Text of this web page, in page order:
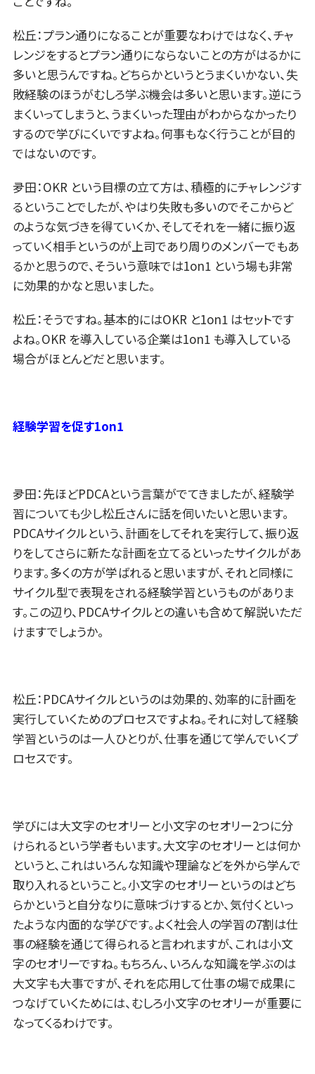
松丘：プラン通りになることが重要なわけではなく、チャ
レンジをするとプラン通りにならないことの方がはるかに
多いと思うんですね。どちらかというとうまくいかない、失
敗経験のほうがむしろ学ぶ機会は多いと思います。逆にう
まくいってしまうと、うまくいった理由がわからなかったり
するので学びにくいですよね。何事もなく行うことが目的
ではないのです。
夛田：OKR という目標の立て方は、積極的にチャレンジす
るということでしたが、やはり失敗も多いのでそこからど
のような気づきを得ていくか、そしてそれを一緒に振り返
っていく相手というのが上司であり周りのメンバーでもあ
るかと思うので、そういう意味では1on1 という場も非常
に効果的かなと思いました。
松丘：そうですね。基本的にはOKR と1on1 はセットです
よね。OKR を導入している企業は1on1 も導入している
場合がほとんどだと思います。
経験学習を促す1on1
夛田：先ほどPDCAという言葉がでてきましたが、経験学
習についても少し松丘さんに話を伺いたいと思います。
PDCAサイクルという、計画をしてそれを実行して、振り返
りをしてさらに新たな計画を立てるといったサイクルがあ
ります。多くの方が学ばれると思いますが、それと同様に
サイクル型で表現をされる経験学習というものがありま
す。この辺り、PDCAサイクルとの違いも含めて解説いただ
けますでしょうか。
松丘：PDCAサイクルというのは効果的、効率的に計画を
実行していくためのプロセスですよね。それに対して経験
学習というのは一人ひとりが、仕事を通じて学んでいくプ
ロセスです。
学びには大文字のセオリーと小文字のセオリー2つに分
けられるという学者もいます。大文字のセオリーとは何か
というと、これはいろんな知識や理論などを外から学んで
取り入れるということ。小文字のセオリーというのはどち
らかというと自分なりに意味づけするとか、気付くといっ
たような内面的な学びです。よく社会人の学習の7割は仕
事の経験を通じて得られると言われますが、これは小文
字のセオリーですね。もちろん、いろんな知識を学ぶのは
大文字も大事ですが、それを応用して仕事の場で成果に
つなげていくためには、むしろ小文字のセオリーが重要に
なってくるわけです。